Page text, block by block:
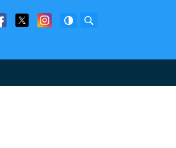
Facebook
Twitter Facebook